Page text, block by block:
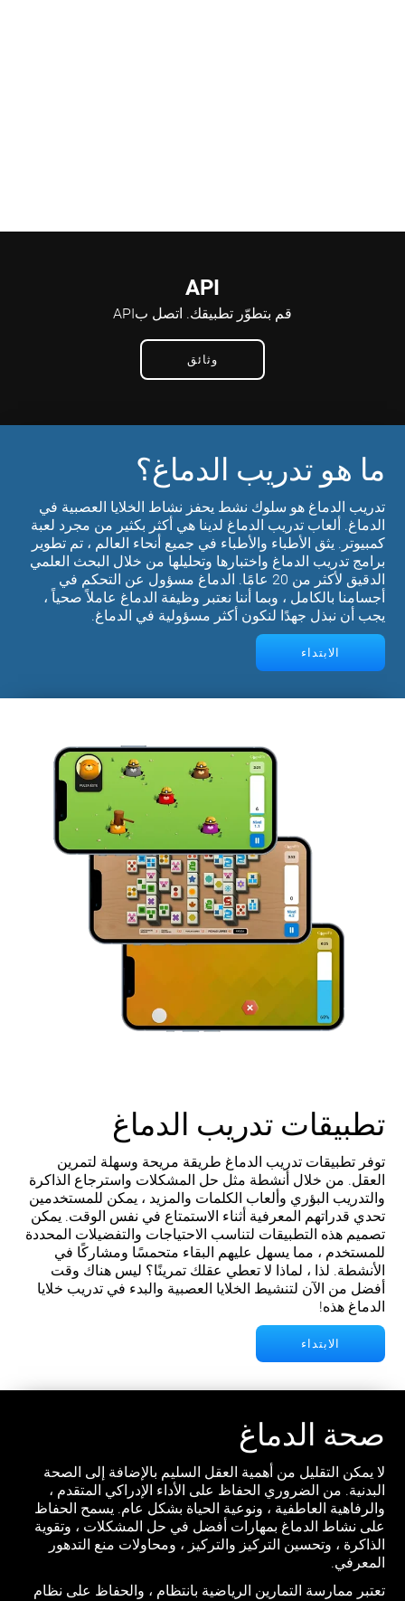
API
قم بتطوّر تطبيقك. اتصل بAPI
وثائق
ما هو تدريب الدماغ؟
تدريب الدماغ هو سلوك نشط يحفز نشاط الخلايا العصبية في
الدماغ. ألعاب تدريب الدماغ لدينا هي أكثر بكثير من مجرد لعبة
كمبيوتر. يثق الأطباء والأطباء في جميع أنحاء العالم ، تم تطوير
برامج تدريب الدماغ واختبارها وتحليلها من خلال البحث العلمي
الدقيق لأكثر من 20 عامًا. الدماغ مسؤول عن التحكم في
أجسامنا بالكامل ، وبما أننا نعتبر وظيفة الدماغ عاملاً صحياً ،
يجب أن نبذل جهدًا لنكون أكثر مسؤولية في الدماغ.
الابتداء
تطبيقات تدريب الدماغ
توفر تطبيقات تدريب الدماغ طريقة مريحة وسهلة لتمرين
العقل. من خلال أنشطة مثل حل المشكلات واسترجاع الذاكرة
والتدريب البؤري وألعاب الكلمات والمزيد ، يمكن للمستخدمين
تحدي قدراتهم المعرفية أثناء الاستمتاع في نفس الوقت. يمكن
تصميم هذه التطبيقات لتناسب الاحتياجات والتفضيلات المحددة
للمستخدم ، مما يسهل عليهم البقاء متحمسًا ومشاركًا في
الأنشطة. لذا ، لماذا لا تعطي عقلك تمرينًا؟ ليس هناك وقت
أفضل من الآن لتنشيط الخلايا العصبية والبدء في تدريب خلايا
الدماغ هذه!
الابتداء
صحة الدماغ
لا يمكن التقليل من أهمية العقل السليم بالإضافة إلى الصحة
البدنية. من الضروري الحفاظ على الأداء الإدراكي المتقدم ،
والرفاهية العاطفية ، ونوعية الحياة بشكل عام. يسمح الحفاظ
على نشاط الدماغ بمهارات أفضل في حل المشكلات ، وتقوية
الذاكرة ، وتحسين التركيز والتركيز ، ومحاولات منع التدهور
المعرفي.
تعتبر ممارسة التمارين الرياضية بانتظام ، والحفاظ على نظام